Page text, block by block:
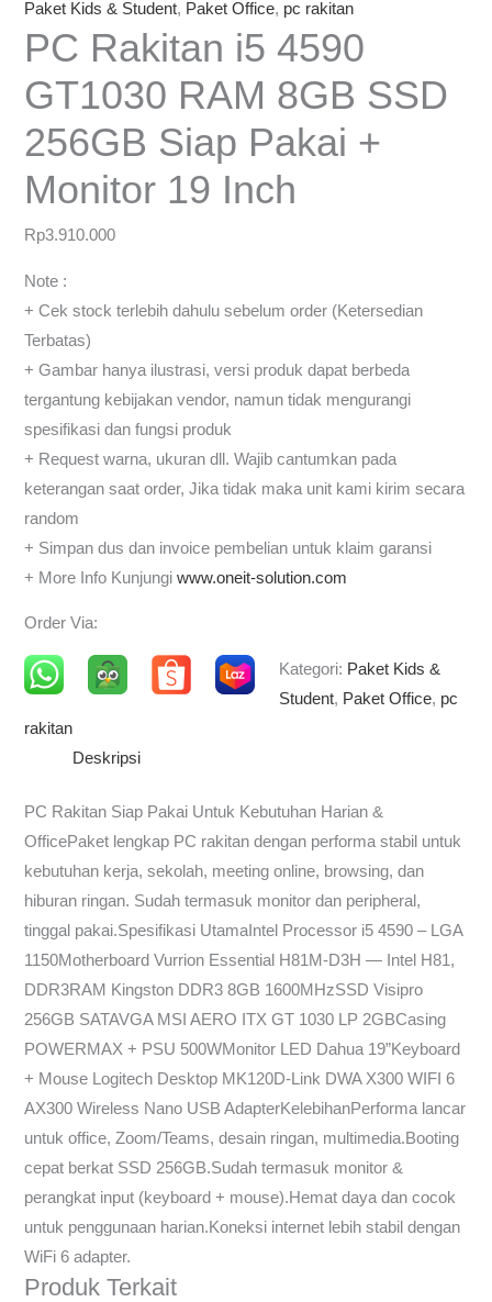
Paket Kids & Student, Paket Office, pc rakitan
PC Rakitan i5 4590
GT1030 RAM 8GB SSD
256GB Siap Pakai +
Monitor 19 Inch
Rp3.910.000
Note :
+ Cek stock terlebih dahulu sebelum order (Ketersedian
Terbatas)
+ Gambar hanya ilustrasi, versi produk dapat berbeda
tergantung kebijakan vendor, namun tidak mengurangi
spesifikasi dan fungsi produk
+ Request warna, ukuran dll. Wajib cantumkan pada
keterangan saat order, Jika tidak maka unit kami kirim secara
random
+ Simpan dus dan invoice pembelian untuk klaim garansi
+ More Info Kunjungiwww.oneit-solution.com
Order Via:
Kategori: Paket Kids &
Student, Paket Office, pc
rakitan
Deskripsi
PC Rakitan Siap Pakai Untuk Kebutuhan Harian &
OfficePaket lengkap PC rakitan dengan performa stabil untuk
kebutuhan kerja, sekolah, meeting online, browsing, dan
hiburan ringan. Sudah termasuk monitor dan peripheral,
tinggal pakai.Spesifikasi UtamaIntel Processor i5 4590 – LGA
1150Motherboard Vurrion Essential H81M-D3H — Intel H81,
DDR3RAM Kingston DDR3 8GB 1600MHzSSD Visipro
256GB SATAVGA MSI AERO ITX GT 1030 LP 2GBCasing
POWERMAX + PSU 500WMonitor LED Dahua 19”Keyboard
+ Mouse Logitech Desktop MK120D-Link DWA X300 WIFI 6
AX300 Wireless Nano USB AdapterKelebihanPerforma lancar
untuk office, Zoom/Teams, desain ringan, multimedia.Booting
cepat berkat SSD 256GB.Sudah termasuk monitor &
perangkat input (keyboard + mouse).Hemat daya dan cocok
untuk penggunaan harian.Koneksi internet lebih stabil dengan
WiFi 6 adapter.
Produk Terkait